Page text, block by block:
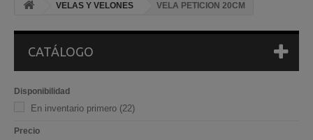
VELAS Y VELONES VELA PETICION 20CM
CATÁLOGO
Disponibilidad
En inventario primero (22)
Precio